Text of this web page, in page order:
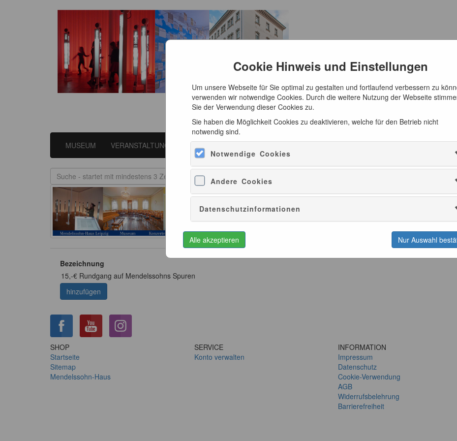
Cookie Hinweis und Einstellungen
Um unsere Webseite für Sie optimal zu gestalten und fortlaufend verbessern zu
verwenden wir notwendige Cookies. Durch die weitere Nutzung der Webseite
Sie der Verwendung dieser Cookies zu.
Sie haben die Möglichkeit Cookies zu deaktivieren, welche für den Betrieb nicht
notwendig sind.
Notwendige Cookies
Andere Cookies
Datenschutzinformationen
Alle akzeptieren Nur Auswahl
MUSEUM VERANSTALTUNGEN LITERATUR CD-EMPFEHLUNGEN PRÄSENTE
Rundgang - Auf Mendelssohns Spuren
Bezeichnung
15,-€ Rundgang auf Mendelssohns Spuren
hinzufügen
SHOP
Startseite
Sitemap
Mendelssohn-Haus
SERVICE
Konto verwalten
INFORMATION
Impressum
Datenschutz
Cookie-Verwendung
AGB
Widerrufsbelehrung
Barrierefreiheit